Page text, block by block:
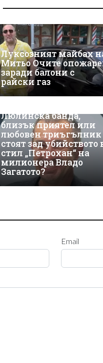
Луксозният майбах
Митьо Очите
заради балони с
райски газ
Люлинска банда,
близък приятел или
любовен триъгълник
стоят зад убийството
стил „Петрохан“ на
милионера Владо
Загатото?
Email